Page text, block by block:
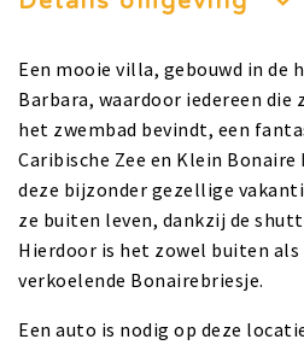
Een mooie villa, gebouwd in de
Barbara, waardoor iedereen die
het zwembad bevindt, een
Caribische Zee en Klein
deze bijzonder gezellige
ze buiten leven, dankzij de
Hierdoor is het zowel buiten
verkoelende Bonairebriesje.
Een auto is nodig op deze